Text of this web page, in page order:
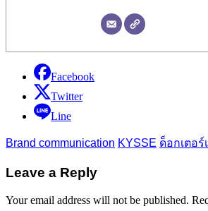
Facebook
Twitter
Line
Brand communication KYSSE ด็อกเตอ
Leave a Reply
Your email address will not be published.